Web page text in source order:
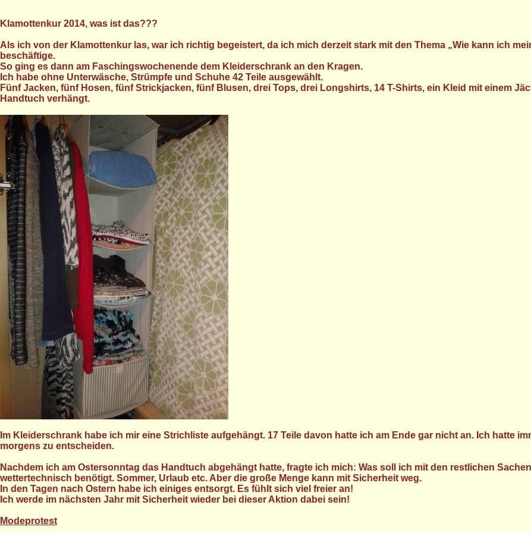
Klamottenkur 2014, was ist das???
Als ich von der Klamottenkur las, war ich richtig begeistert, da ich mich derzeit stark mit den Thema „Wie kann ich
beschäftige.
So ging es dann am Faschingswochenende dem Kleiderschrank an den Kragen.
Ich habe ohne Unterwäsche, Strümpfe und Schuhe 42 Teile ausgewählt.
Fünf Jacken, fünf Hosen, fünf Strickjacken, fünf Blusen, drei Tops, drei Longshirts, 14 T-Shirts, ein Kleid mit einem
Handtuch verhängt.
Im Kleiderschrank habe ich mir eine Strichliste aufgehängt. 17 Teile davon hatte ich am Ende gar nicht an. Ich hatte
morgens zu entscheiden.
Nachdem ich am Ostersonntag das Handtuch abgehängt hatte, fragte ich mich: Was soll ich mit den restlichen
wettertechnisch benötigt. Sommer, Urlaub etc. Aber die große Menge kann mit Sicherheit weg.
In den Tagen nach Ostern habe ich einiges entsorgt. Es fühlt sich viel freier an!
Ich werde im nächsten Jahr mit Sicherheit wieder bei dieser Aktion dabei sein!
Modeprotest